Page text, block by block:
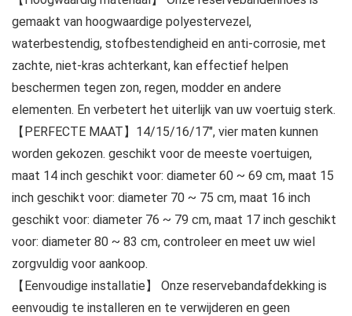
gemaakt van hoogwaardige polyestervezel,
waterbestendig, stofbestendigheid en anti-corrosie, met
zachte, niet-kras achterkant, kan effectief helpen
beschermen tegen zon, regen, modder en andere
elementen. En verbetert het uiterlijk van uw voertuig sterk.
【PERFECTE MAAT】14/15/16/17″, vier maten kunnen
worden gekozen. geschikt voor de meeste voertuigen,
maat 14 inch geschikt voor: diameter 60 ~ 69 cm, maat 15
inch geschikt voor: diameter 70 ~ 75 cm, maat 16 inch
geschikt voor: diameter 76 ~ 79 cm, maat 17 inch geschikt
voor: diameter 80 ~ 83 cm, controleer en meet uw wiel
zorgvuldig voor aankoop.
【Eenvoudige installatie】 Onze reservebandafdekking is
eenvoudig te installeren en te verwijderen en geen